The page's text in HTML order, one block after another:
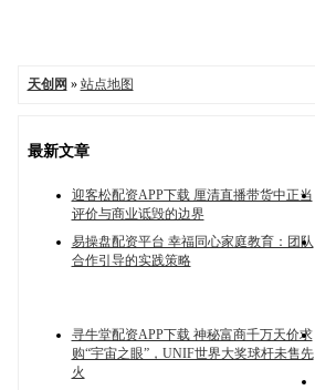
天创网 » 站点地图
最新文章
迎客松配资APP下载 厘清直播带货中正当
评价与商业诋毁的边界
易操盘配资平台 幸福同心家庭教育：团队
合作引导的实践策略
寻牛堂配资APP下载 神秘富商千万天价求
购“宇宙之眼”，UNIF世界大奖球杆未售先
火